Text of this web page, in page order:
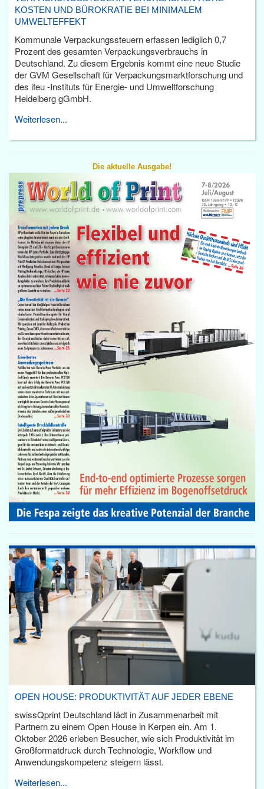
KOSTEN UND BÜROKRATIE BEI MINIMALEM
UMWELTEFFEKT
Kommunale Verpackungssteuern erfassen lediglich 0,7
Prozent des gesamten Verpackungsverbrauchs in
Deutschland. Zu diesem Ergebnis kommt eine neue Studie
der GVM Gesellschaft für Verpackungsmarktforschung und
des ifeu -Instituts für Energie- und Umweltforschung
Heidelberg gGmbH.
Weiterlesen...
Die aktuelle Ausgabe!
OPEN HOUSE: PRODUKTIVITÄT AUF JEDER EBENE
swissQprint Deutschland lädt in Zusammenarbeit mit
Partnern zu einem Open House in Kerpen ein. Am 1.
Oktober 2026 erleben Besucher, wie sich Produktivität im
Großformatdruck durch Technologie, Workflow und
Anwendungskompetenz steigern lässt.
Weiterlesen...